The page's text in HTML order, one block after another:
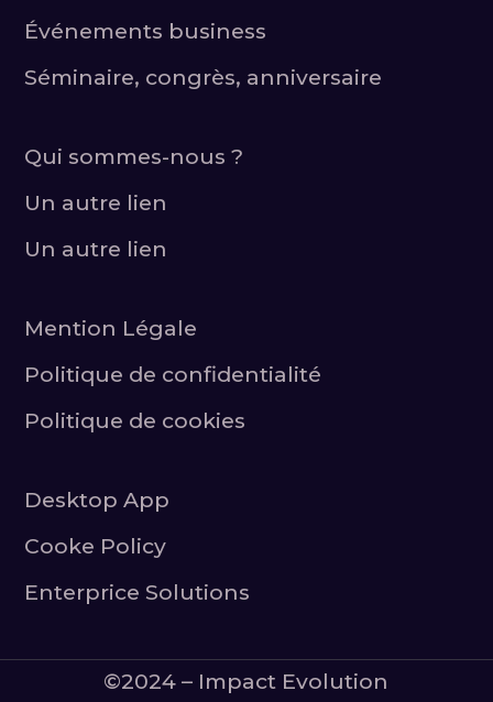
Événements business
Séminaire, congrès, anniversaire
Qui sommes-nous ?
Un autre lien
Un autre lien
Mention Légale
Politique de confidentialité
Politique de cookies
Desktop App
Cooke Policy
Enterprice Solutions
©2024 – Impact Evolution